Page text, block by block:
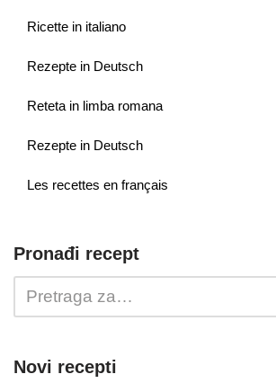
Ricette in italiano
Rezepte in Deutsch
Reteta in limba romana
Rezepte in Deutsch
Les recettes en français
Pronađi recept
Novi recepti